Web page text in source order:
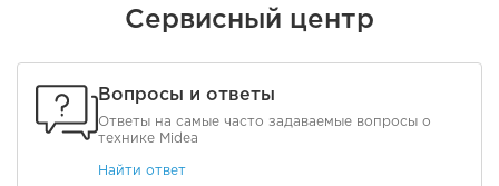
Сервисный центр
Вопросы и ответы
Ответы на самые часто задаваемые вопросы о
технике Midea
Найти ответ